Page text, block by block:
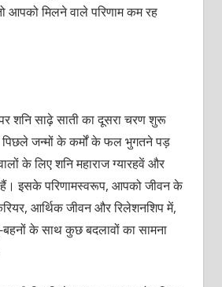
आपको मिलने वाले परिणाम कम रह
शनि साढ़े साती का दूसरा चरण शुरू
जन्मों के कर्मों के फल भुगतने पड़
के लिए शनि महाराज ग्यारहवें और
हैं। इसके परिणामस्वरूप, आपको जीवन के
आर्थिक जीवन और रिलेशनशिप में,
के साथ कुछ बदलावों का सामना